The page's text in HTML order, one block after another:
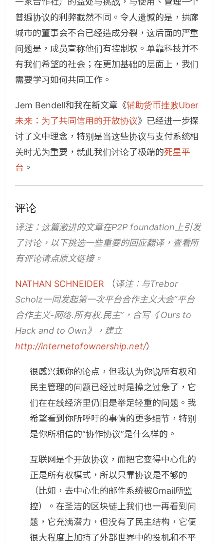
普遍协议的利弊截然不同。令人遗憾的是，拱廊
城市的董事会不合已经造成分裂，这后面的严重
问题是，成员宣称他们有控制权。单靠科技并不
有我们希望的社会；在更加基础的层面上，我们
需要学习如何共同工作。
Jem Bendell和我在新文章《辅助货币挫败Uber
未来：为了共同信用的开放协议》已经进一步探
讨了文中理念，特别是当这些协议与支付系统相
关时尤为重要，就此我们讨论了极端的死星平
台 。
评论
译注：这篇激进的文章在P2P foundation上引发
了讨论，以下挑选一些重要的回应翻译，查看所
有评论请点原文链接。
NATHAN SCHNEIDER （译注：与Trebor
Scholz一同发起第一次平台合作主义大会“平台
合作主义-网络.所有权.民主”，合写《 Ours to
Hack and to Own》，建立
http://internetofownership.net/）
很感兴趣你的论点，但我认为你说所有权和
民主管理的问题已经过时是操之过急了，它
们在在线经济里仍旧是举足轻重的问题。我
希望看到你所呼吁的事情的更多细节，特别
是你所相信的“协作协议”是什么样的。
互联网是个开放协议，而把它变得中心化的
正是所有权模式，所以只靠协议是不够的
（比如，去中心化的邮件系统被Gmail所监
控）。在圣洁的区块链上我们也一再看到问
题，它充满潜力，但没有了民主结构，它便
很大程度上加持了外部世界中的投机和不平